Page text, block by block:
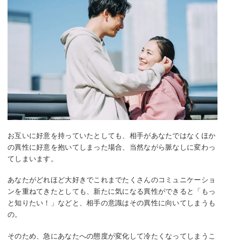
お互いに好意を持っていたとしても、相手があなたではなくほか
の異性に好意を抱いてしまった場合、当然ながら脈なしに変わっ
てしまいます。
あなたがどれほど大好きでこれまでたくさんのコミュニケーショ
ンを重ねてきたとしても、新たに気になる異性ができると「もっ
と知りたい！」などと、相手の意識はその異性に向いてしまうも
の。
そのため、急にあなたへの態度が変化して冷たくなってしまうこ